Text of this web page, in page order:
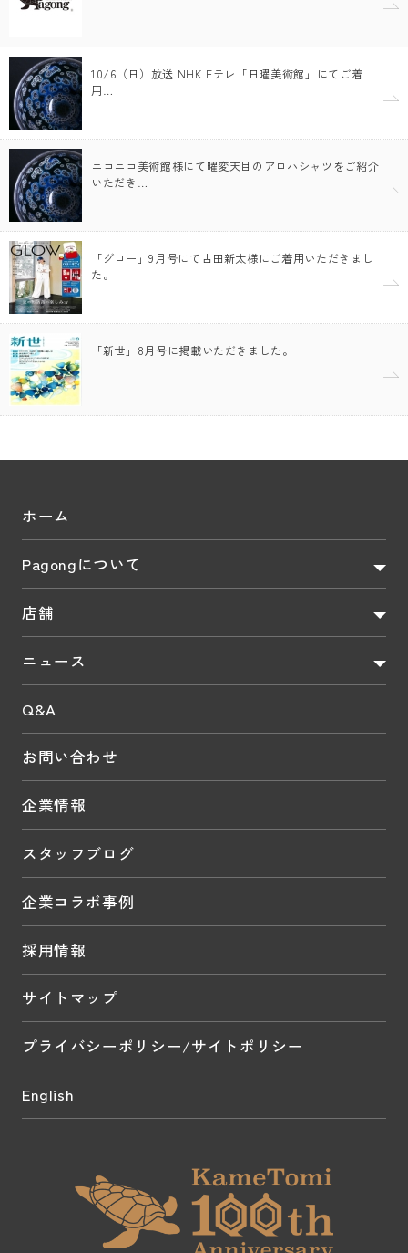
10/6（日）放送 NHK Eテレ「日曜美術館」にてご着
用…
ニコニコ美術館様にて曜変天目のアロハシャツをご紹介
いただき…
「グロー」9月号にて古田新太様にご着用いただきまし
た。
「新世」8月号に掲載いただきました。
ホーム
Pagongについて
店舗
ニュース
Q&A
お問い合わせ
企業情報
スタッフブログ
企業コラボ事例
採用情報
サイトマップ
プライバシーポリシー/サイトポリシー
English